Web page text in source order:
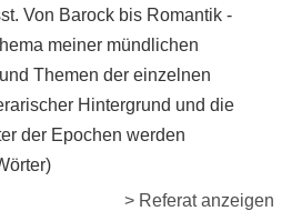
Von Barock bis Romantik -
meiner mündlichen
Themen der einzelnen
Hintergrund und die
der Epochen werden
> Referat anzeigen